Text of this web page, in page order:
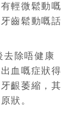
輕微鬆動嘅
齒鬆動嘅話
去除唔健康
血嘅症狀得
齦萎縮，其
狀。